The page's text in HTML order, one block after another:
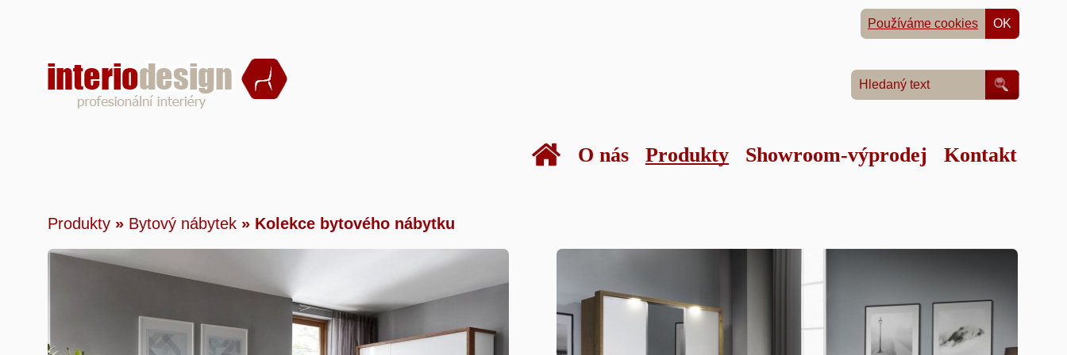
Používáme cookies OK
O nás Produkty Showroom-výprodej Kontakt
Produkty » Bytový nábytek » Kolekce bytového nábytku
Produkty » Bytový nábytek »Kolekce bytového nábytku